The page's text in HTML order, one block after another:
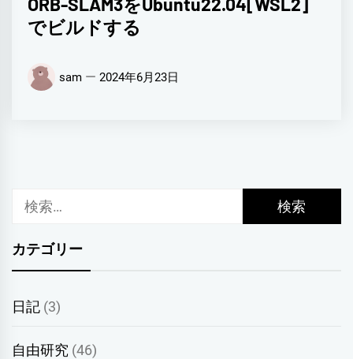
でビルドする
sam 2024年6月23日
カテゴリー
日記 (3)
自由研究 (46)